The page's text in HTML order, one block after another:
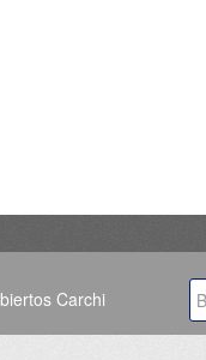
Carchi